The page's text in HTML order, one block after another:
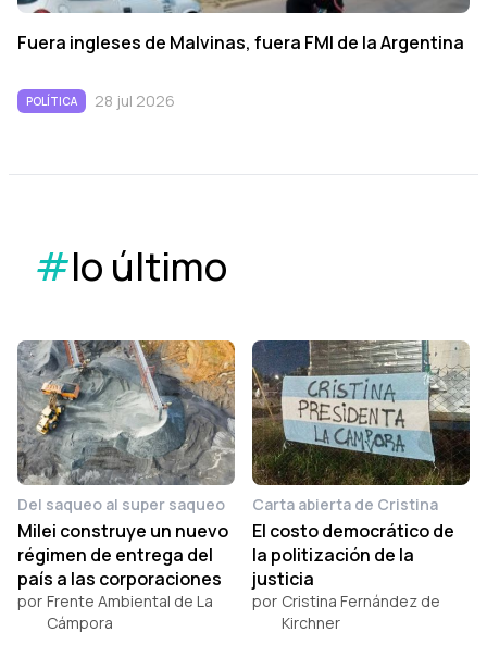
Fuera ingleses de Malvinas, fuera FMI de la Argentina
POLÍTICA 28 jul 2026
#lo último
Del saqueo al super saqueo
Milei construye un nuevo
régimen de entrega del
país a las corporaciones
por Frente Ambiental de La
Cámpora
Carta abierta de Cristina
El costo democrático de
la politización de la
justicia
por Cristina Fernández de
Kirchner